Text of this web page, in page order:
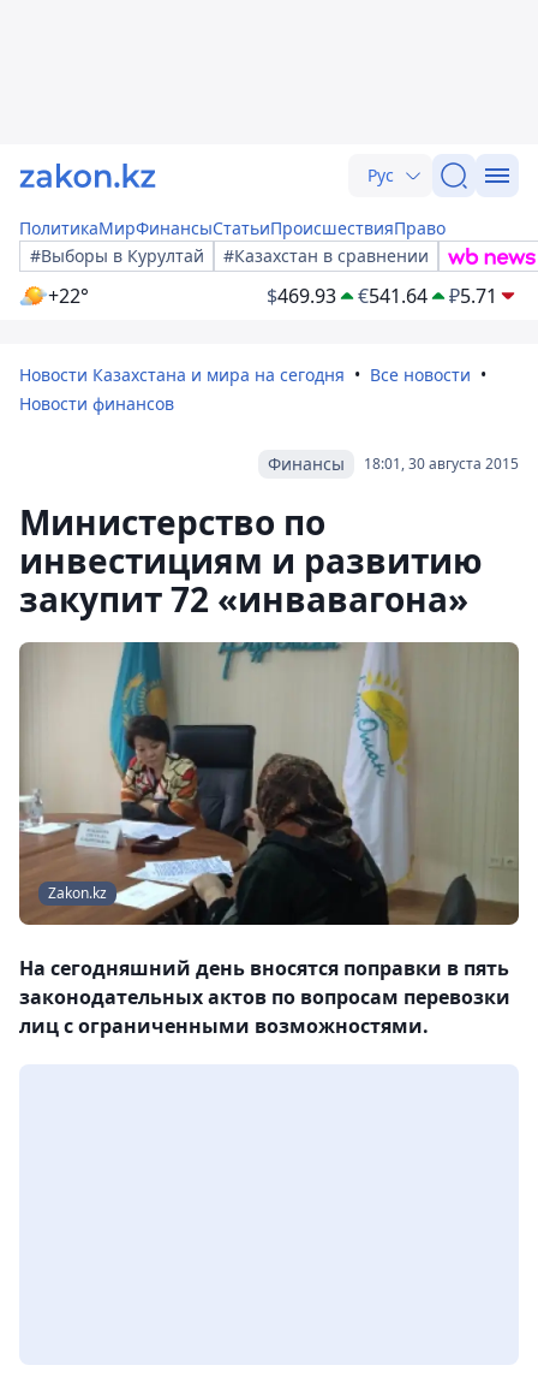
Рус
ПолитикаМирФинансыСтатьиПроисшествияПраво
#Выборы в Курултай
#Казахстан в сравнении
+22° $469.93 €541.64 ₽5.71
Новости Казахстана и мира на сегодня
Все новости
Новости финансов
18:01, 30 августа 2015
Финансы
Министерство по
инвестициям и развитию
закупит 72 «инвавагона»
Zakon.kz
На сегодняшний день вносятся поправки в пять
законодательных актов по вопросам перевозки
лиц с ограниченными возможностями.